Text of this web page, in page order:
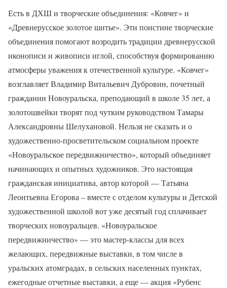
Есть в ДХШ и творческие объединения: «Ковчег» и
«Древнерусское золотое шитье». Эти поистине творческие
объединения помогают возродить традиции древнерусской
иконописи и живописи иглой, способствуя формированию
атмосферы уважения к отечественной культуре. «Ковчег»
возглавляет Владимир Витальевич Дубровин, почетный
гражданин Новоуральска, преподающий в школе 35 лет, а
золотошвейки творят под чутким руководством Тамары
Александровны Шелухановой. Нельзя не сказать и о
художественно-просветительском социальном проекте
«Новоуральское передвижничество», который объединяет
начинающих и опытных художников. Это настоящая
гражданская инициатива, автор которой — Татьяна
Леонтьевна Егорова – вместе с отделом культуры и Детской
художественной школой вот уже десятый год сплачивает
творческих новоуральцев. «Новоуральское
передвижничество» — это мастер-классы для всех
желающих, передвижные выставки, в том числе в
уральских атомградах, в сельских населенных пунктах,
ежегодные отчетные выставки, а еще — акция «Рубенс